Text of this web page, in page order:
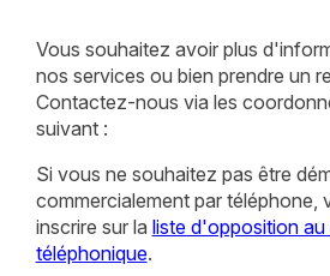
Vous souhaitez avoir plus
nos services ou bien prendre un
Contactez-nous via les
suivant :
Si vous ne souhaitez pas être
commercialement par téléphone,
inscrire sur la liste d'opposition au
téléphonique.